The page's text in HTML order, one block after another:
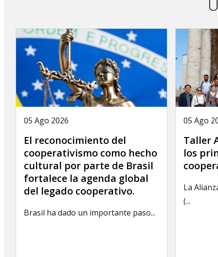
05 Ago 2026
El reconocimiento del
cooperativismo como hecho
cultural por parte de Brasil
fortalece la agenda global
del legado cooperativo.
Brasil ha dado un importante paso...
05 Ago
Taller
los
La
(...